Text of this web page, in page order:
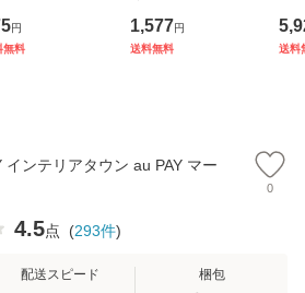
リー リボン ラ
ンストーン キラ
円
無料
ト 通販 エコバック
アニマル柄 エコ バ
1,577円
送料無料
杖
本
送料
インテリアタウン au PAY マー
0
4.5点 (293件)
配送スピード 梱包